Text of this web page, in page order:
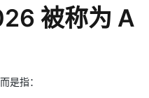
被称为 A
是指：